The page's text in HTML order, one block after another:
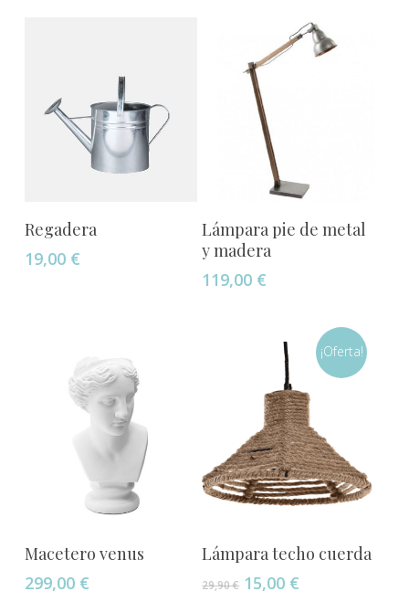
Regadera
19,00 €
Añadir Al Carrito
Lámpara pie de metal
y madera
119,00 €
Macetero venus
299,00 €
¡Oferta!
Añadir Al Carrito
Lámpara techo cuerda
29,90€ El
15,00 €